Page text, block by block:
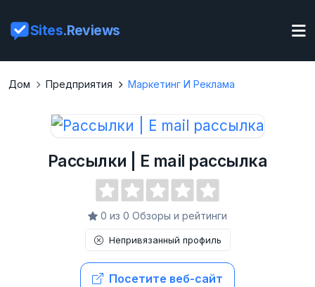
Sites.Reviews
Дом Предприятия Маркетинг И Реклама
Рассылки | E mail рассылка
0 из 0 Обзоры и рейтинги
Непривязанный профиль
Посетите веб-сайт